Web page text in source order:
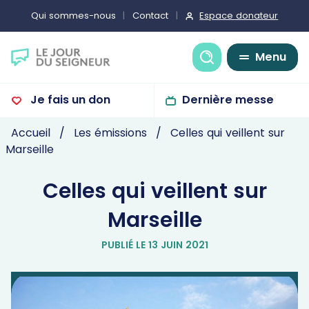
Qui sommes-nous Contact Espace donateur
Recherche
Menu
Je fais un don Dernière messe
Accueil Les émissions
Celles qui veillent sur
Marseille
Celles qui veillent sur
Marseille
PUBLIÉ LE 13 JUIN 2021